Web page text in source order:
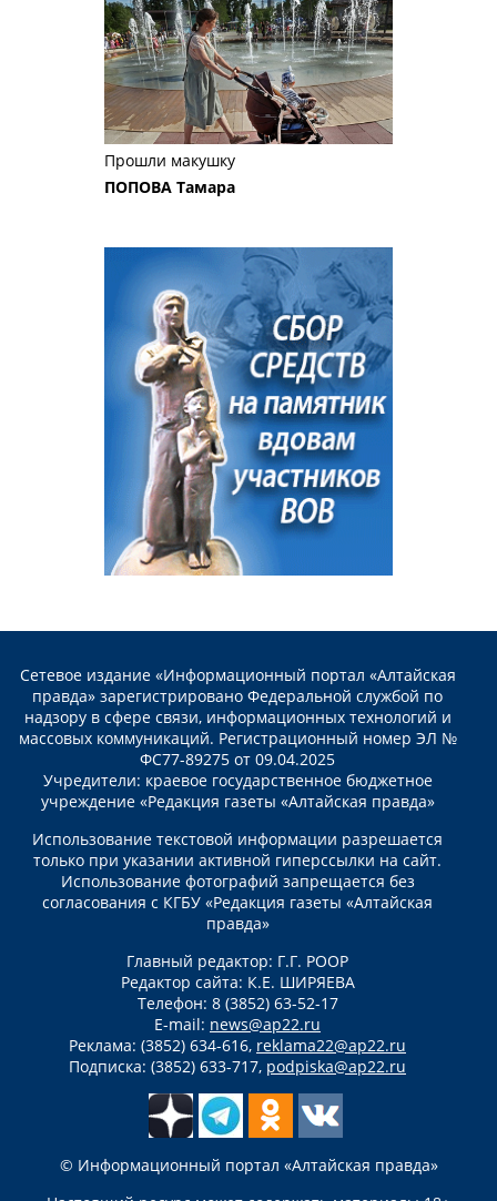
Прошли макушку
ПОПОВА Тамара
Сетевое издание «Информационный портал «Алтайская
правда» зарегистрировано Федеральной службой по
надзору в сфере связи, информационных технологий и
массовых коммуникаций. Регистрационный номер ЭЛ №
ФС77-89275 от 09.04.2025
Учредители: краевое государственное бюджетное
учреждение «Редакция газеты «Алтайская правда»
Использование текстовой информации разрешается
только при указании активной гиперссылки на сайт.
Использование фотографий запрещается без
согласования с КГБУ «Редакция газеты «Алтайская
правда»
Главный редактор: Г.Г. РООР
Редактор сайта: К.Е. ШИРЯЕВА
Телефон: 8 (3852) 63-52-17
E-mail: news@ap22.ru
Реклама: (3852) 634-616, reklama22@ap22.ru
Подписка: (3852) 633-717, podpiska@ap22.ru
© Информационный портал «Алтайская правда»